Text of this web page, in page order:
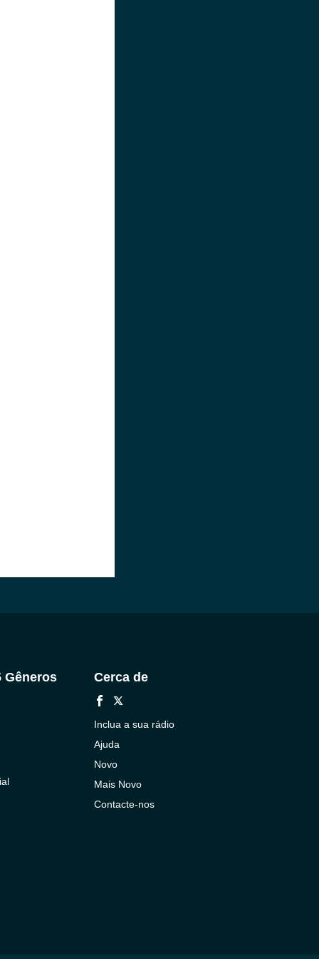
Gêneros Cerca de
Inclua a sua rádio
Ajuda
Novo
Mais Novo
Contacte-nos